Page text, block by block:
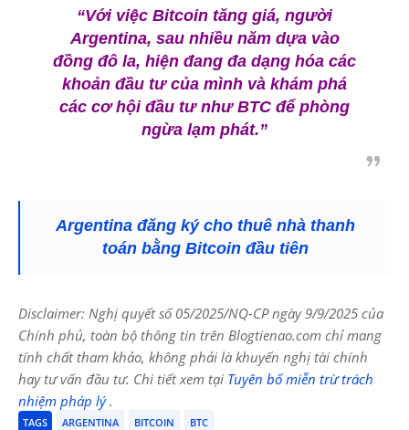
“Với việc Bitcoin tăng giá, người
Argentina, sau nhiều năm dựa vào
đồng đô la, hiện đang đa dạng hóa các
khoản đầu tư của mình và khám phá
các cơ hội đầu tư như BTC để phòng
ngừa lạm phát.”
Argentina đăng ký cho thuê nhà thanh
toán bằng Bitcoin đầu tiên
Disclaimer: Nghị quyết số 05/2025/NQ-CP ngày 9/9/2025 của
Chính phủ, toàn bộ thông tin trên Blogtienao.com chỉ mang
tính chất tham khảo, không phải là khuyến nghị tài chính
hay tư vấn đầu tư. Chi tiết xem tại Tuyên bố miễn trừ trách
nhiệm pháp lý.
TAGS ARGENTINA BITCOIN BTC